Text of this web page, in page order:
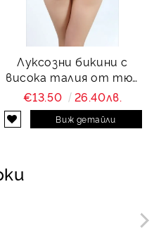
Луксозни бикини с
висока талия от тюл
и дантела Charity
€13.50 26.40лв.
Виж детайли